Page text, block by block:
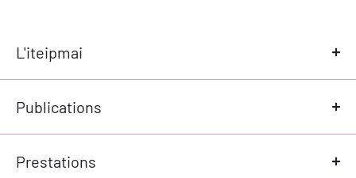
L'iteipmai
Publications
Prestations